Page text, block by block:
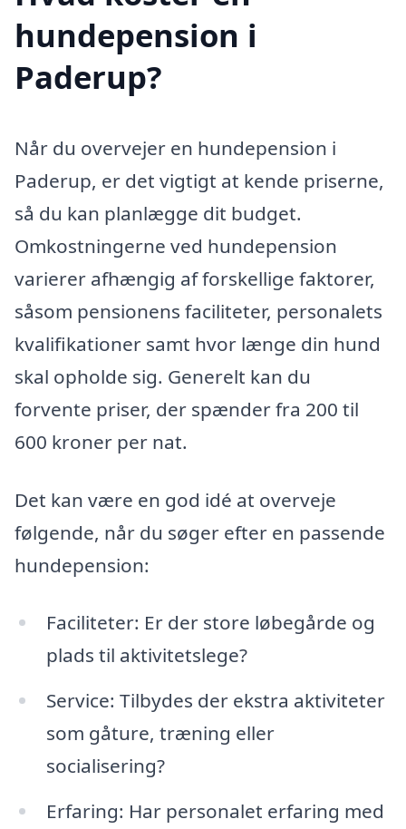
hundepension i
Paderup?
Når du overvejer en hundepension i
Paderup, er det vigtigt at kende priserne,
så du kan planlægge dit budget.
Omkostningerne ved hundepension
varierer afhængig af forskellige faktorer,
såsom pensionens faciliteter, personalets
kvalifikationer samt hvor længe din hund
skal opholde sig. Generelt kan du
forvente priser, der spænder fra 200 til
600 kroner per nat.
Det kan være en god idé at overveje
følgende, når du søger efter en passende
hundepension:
Faciliteter: Er der store løbegårde og
plads til aktivitetslege?
Service: Tilbydes der ekstra aktiviteter
som gåture, træning eller
socialisering?
Erfaring: Har personalet erfaring med